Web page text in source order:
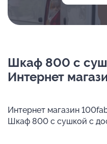
Шкаф 800 с
Интернет
Интернет магазин
Шкаф 800 с сушкой с